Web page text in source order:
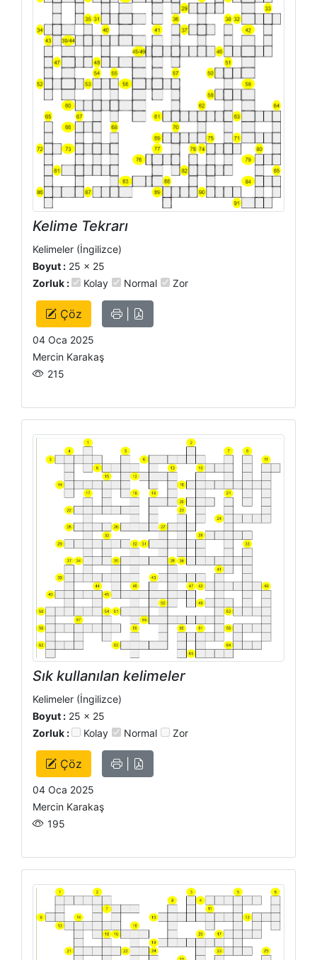
Kelime Tekrarı
Kelimeler (İngilizce)
Boyut : 25 x 25
Zorluk :
Kolay Normal Zor
Çöz
04 Oca 2025
Mercin Karakaş
215
Sık kullanılan kelimeler
Kelimeler (İngilizce)
Boyut : 25 x 25
Zorluk :
Kolay Normal Zor
Çöz
04 Oca 2025
Mercin Karakaş
195